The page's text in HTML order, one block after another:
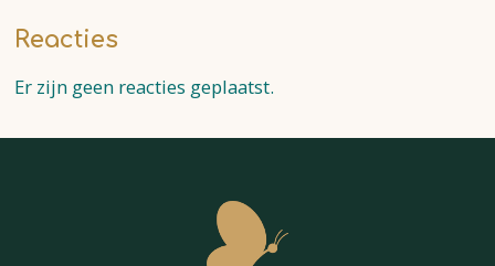
Reacties
Er zijn geen reacties geplaatst.